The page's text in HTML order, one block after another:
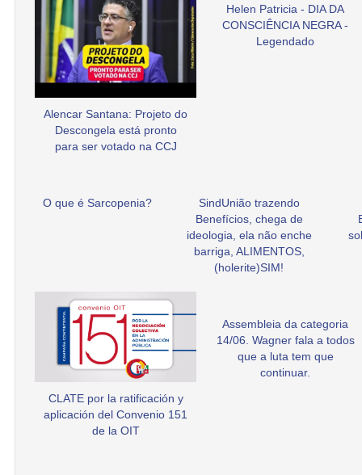
Alencar Santana: Projeto do
Descongela está pronto
para ser votado na CCJ
Helen Patricia - DIA DA
CONSCIÊNCIA NEGRA -
Legendado
O que é Sarcopenia?
SindUnião trazendo
Benefícios, chega de
ideologia, ela não enche
barriga, ALIMENTOS,
(holerite)SIM!
CLATE por la ratificación y
aplicación del Convenio 151
de la OIT
Assembleia da categoria
14/06. Wagner fala a todos
que a luta tem que
continuar.